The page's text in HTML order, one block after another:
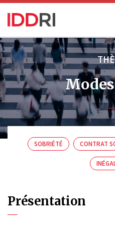
Aller
au
contenu
principal
SOBRIÉTÉ CONTRAT
Présentation